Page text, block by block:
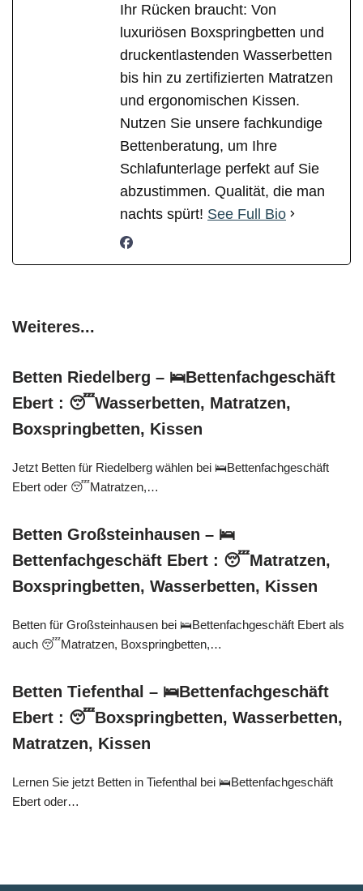
Ihr Rücken braucht: Von
luxuriösen Boxspringbetten und
druckentlastenden Wasserbetten
bis hin zu zertifizierten Matratzen
und ergonomischen Kissen.
Nutzen Sie unsere fachkundige
Bettenberatung, um Ihre
Schlafunterlage perfekt auf Sie
abzustimmen. Qualität, die man
nachts spürt! See Full Bio
Weiteres...
Betten Riedelberg – 🛌Bettenfachgeschäft
Ebert : 😴Wasserbetten, Matratzen,
Boxspringbetten, Kissen
Jetzt Betten für Riedelberg wählen bei 🛌Bettenfachgeschäft
Ebert oder 😴Matratzen,…
Betten Großsteinhausen – 🛌
Bettenfachgeschäft Ebert : 😴Matratzen,
Boxspringbetten, Wasserbetten, Kissen
Betten für Großsteinhausen bei 🛌Bettenfachgeschäft Ebert als
auch 😴Matratzen, Boxspringbetten,…
Betten Tiefenthal – 🛌Bettenfachgeschäft
Ebert : 😴Boxspringbetten, Wasserbetten,
Matratzen, Kissen
Lernen Sie jetzt Betten in Tiefenthal bei 🛌Bettenfachgeschäft
Ebert oder…